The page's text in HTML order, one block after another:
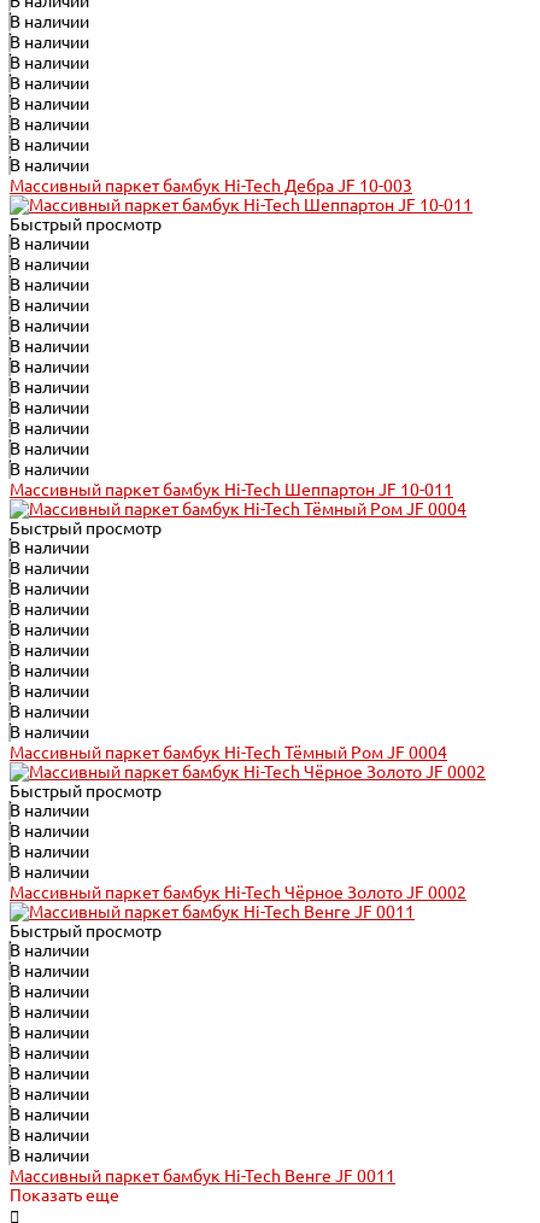
В наличии
В наличии
В наличии
В наличии
В наличии
В наличии
В наличии
В наличии
Массивный паркет бамбук Hi-Tech Дебра JF 10-003
Быстрый просмотр
В наличии
В наличии
В наличии
В наличии
В наличии
В наличии
В наличии
В наличии
В наличии
В наличии
В наличии
В наличии
Массивный паркет бамбук Hi-Tech Шеппартон JF 10-011
Быстрый просмотр
В наличии
В наличии
В наличии
В наличии
В наличии
В наличии
В наличии
В наличии
В наличии
В наличии
Массивный паркет бамбук Hi-Tech Тёмный Ром JF 0004
Быстрый просмотр
В наличии
В наличии
В наличии
В наличии
Массивный паркет бамбук Hi-Tech Чёрное Золото JF 0002
Быстрый просмотр
В наличии
В наличии
В наличии
В наличии
В наличии
В наличии
В наличии
В наличии
В наличии
В наличии
В наличии
Массивный паркет бамбук Hi-Tech Венге JF 0011
Показать еще